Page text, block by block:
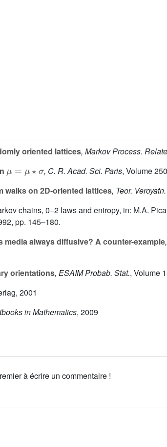
oriented lattices, Markov Process.
, C. R. Acad. Sci. Paris, Volume 250
walks on 2D-oriented lattices, Teor.
chains, 0–2 laws and entropy, in: M.A.
pp. 145–180.
media always diffusive? A counter-example
orientations, ESAIM Probab. Stat., Volume
2001
in Mathematics, 2009
à écrire un commentaire !